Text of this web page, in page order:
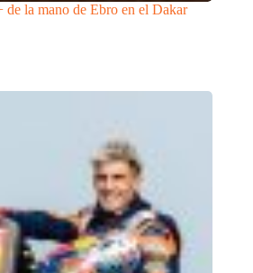
de la mano de Ebro en el Dakar